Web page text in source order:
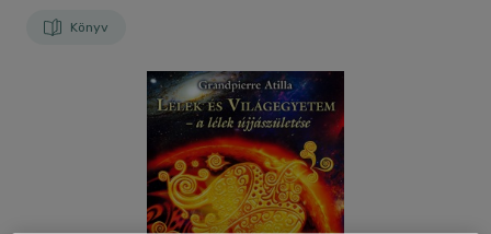
Könyv